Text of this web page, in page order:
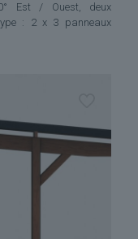
Est / Ouest, deux
: 2 x 3 panneaux